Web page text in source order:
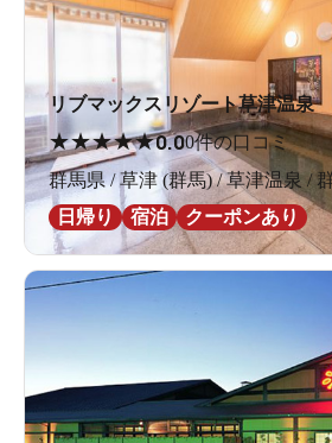
リブマックスリゾート草津温泉
★★★★★0.00件の口コミ
群馬県 / 草津 (群馬) / 草津温泉 /
日帰り
宿泊 クーポンあり